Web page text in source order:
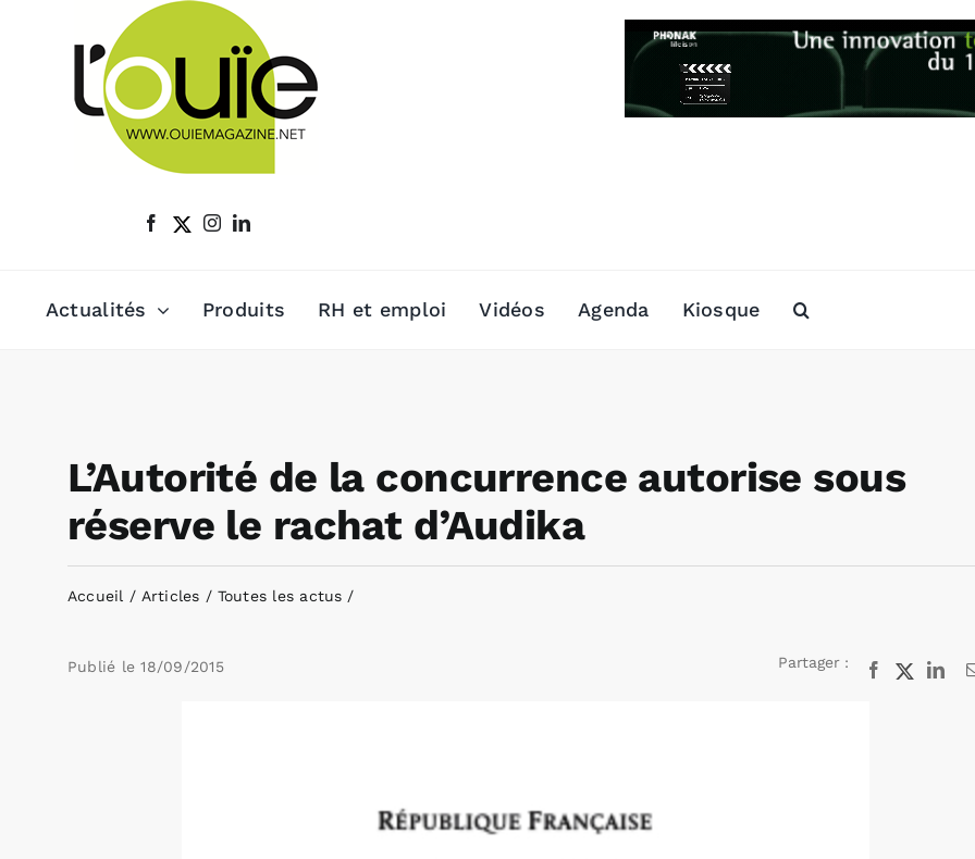
Actualités Produits RH et emploi Vidéos Agenda Kiosque
L’Autorité de la concurrence autorise sous
réserve le rachat d’Audika
Accueil Articles Toutes les actus
Publié le 18/09/2015 Partager : Facebook
X